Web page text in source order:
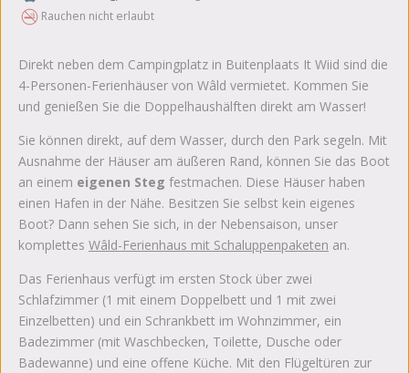
Rauchen nicht erlaubt
Direkt neben dem Campingplatz in Buitenplaats It Wiid sind die
4-Personen-Ferienhäuser von Wâld vermietet. Kommen Sie
und genießen Sie die Doppelhaushälften direkt am Wasser!
Sie können direkt, auf dem Wasser, durch den Park segeln. Mit
Ausnahme der Häuser am äußeren Rand, können Sie das Boot
an einem eigenen Steg festmachen. Diese Häuser haben
einen Hafen in der Nähe. Besitzen Sie selbst kein eigenes
Boot? Dann sehen Sie sich, in der Nebensaison, unser
komplettes Wâld-Ferienhaus mit Schaluppenpaketen an.
Das Ferienhaus verfügt im ersten Stock über zwei
Schlafzimmer (1 mit einem Doppelbett und 1 mit zwei
Einzelbetten) und ein Schrankbett im Wohnzimmer, ein
Badezimmer (mit Waschbecken, Toilette, Dusche oder
Badewanne) und eine offene Küche. Mit den Flügeltüren zur